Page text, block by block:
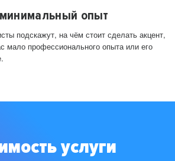
опыт
подскажут, на чём стоит сделать акцент,
мало профессионального опыта или его
услуги